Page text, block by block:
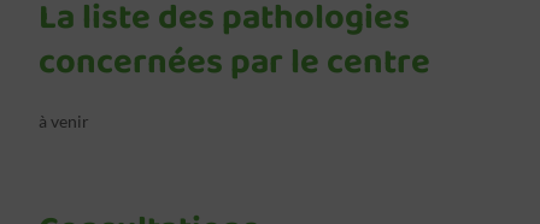
La liste des pathologies
concernées par le centre
à venir